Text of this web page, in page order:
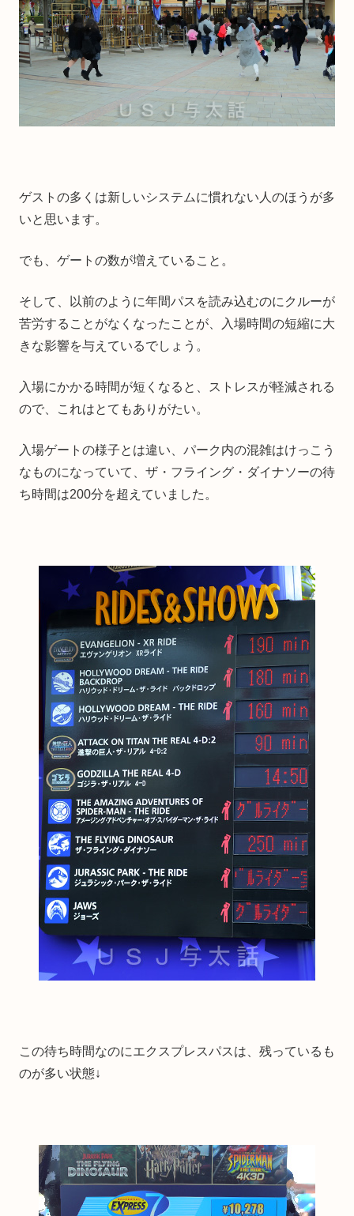
ゲストの多くは新しいシステムに慣れない人のほうが多
いと思います。
でも、ゲートの数が増えていること。
そして、以前のように年間パスを読み込むのにクルーが
苦労することがなくなったことが、入場時間の短縮に大
きな影響を与えているでしょう。
入場にかかる時間が短くなると、ストレスが軽減される
ので、これはとてもありがたい。
入場ゲートの様子とは違い、パーク内の混雑はけっこう
なものになっていて、ザ・フライング・ダイナソーの待
ち時間は200分を超えていました。
この待ち時間なのにエクスプレスパスは、残っているも
のが多い状態↓